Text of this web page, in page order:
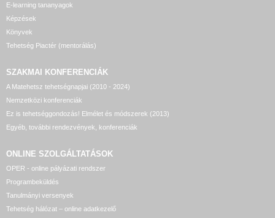
E-learning tananyagok
Képzések
Könyvek
Tehetség Piactér (mentorálás)
SZAKMAI KONFERENCIÁK
A Matehetsz tehetségnapjai (2010 - 2024)
Nemzetközi konferenciák
Ez is tehetséggondozás! Elmélet és módszerek (2013)
Egyéb, további rendezvények, konferenciák
ONLINE SZOLGÁLTATÁSOK
OPER - online pályázati rendszer
Programbeküldés
Tanulmányi versenyek
Tehetség hálózat – online adatkezelő